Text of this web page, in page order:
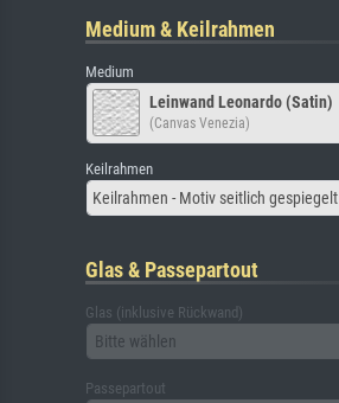
Medium & Keilrahmen
Medium
Leinwand Leonardo (Satin)
(Canvas Venezia)
Keilrahmen
Keilrahmen - Motiv seitlich gespiegelt
Glas & Passepartout
Glas (inklusive Rückwand)
Bitte wählen
Passepartout